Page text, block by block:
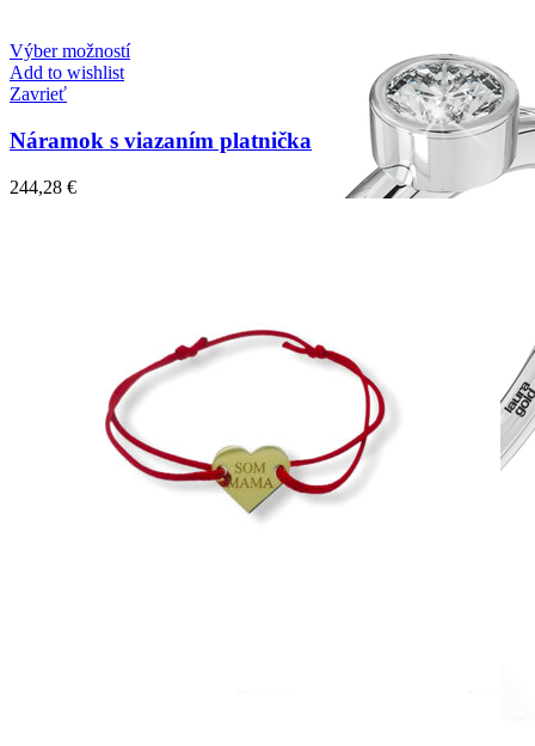
Výber možností
Add to wishlist
Zavrieť
Náramok s viazaním platnička
244,28 €